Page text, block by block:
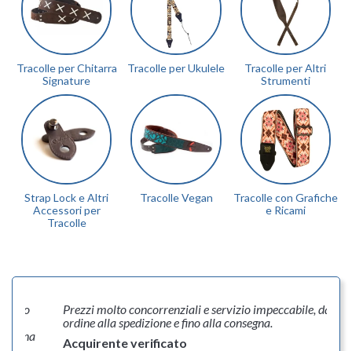
Tracolle per Chitarra
Signature
Tracolle per Ukulele
Tracolle per Altri
Strumenti
Strap Lock e Altri
Accessori per
Tracolle
Tracolle Vegan
Tracolle con Grafiche
e Ricami
Prezzi molto concorrenziali e servizio impeccabile, dall'
ordine alla spedizione e fino alla consegna.
Acquirente verificato